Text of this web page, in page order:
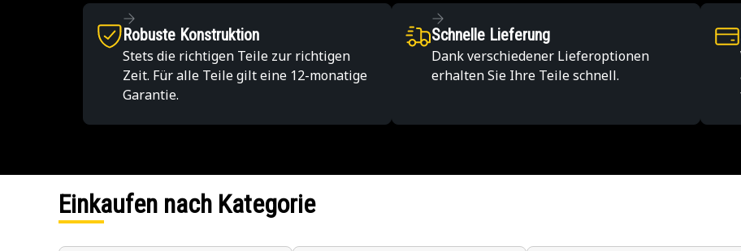
Robuste Konstruktion
Stets die richtigen Teile zur richtigen
Zeit. Für alle Teile gilt eine 12-monatige
Garantie.
Schnelle Lieferung
Dank verschiedener Lieferoptionen
erhalten Sie Ihre Teile schnell.
Einkaufen nach Kategorie